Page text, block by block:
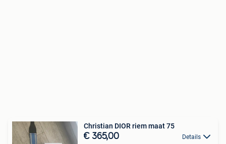
Christian DIOR riem maat 75
€ 365,00 Details